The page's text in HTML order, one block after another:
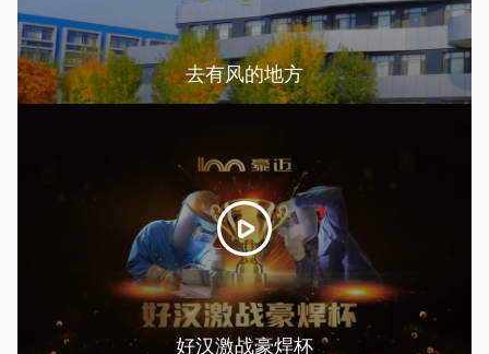
去有风的地方
好汉激战豪焊杯